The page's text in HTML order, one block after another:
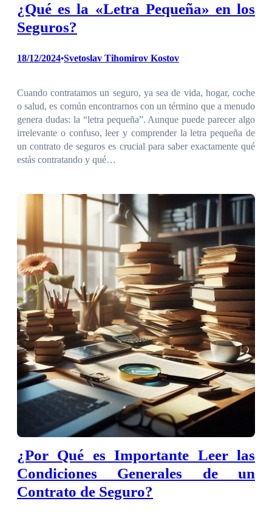
¿Qué es la «Letra Pequeña» en los
Seguros?
18/12/2024•Svetoslav Tihomirov Kostov
Cuando contratamos un seguro, ya sea de vida, hogar, coche
o salud, es común encontrarnos con un término que a menudo
genera dudas: la “letra pequeña”. Aunque puede parecer algo
irrelevante o confuso, leer y comprender la letra pequeña de
un contrato de seguros es crucial para saber exactamente qué
estás contratando y qué…
¿Por Qué es Importante Leer las
Condiciones Generales de un
Contrato de Seguro?